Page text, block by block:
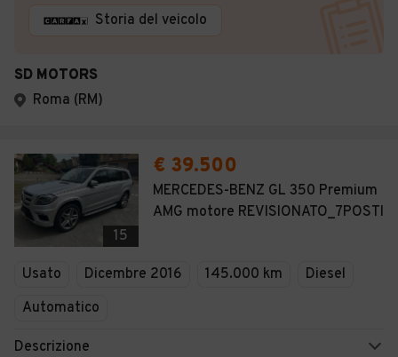
Storia del veicolo
SD MOTORS
Roma (RM)
15
€ 39.500
MERCEDES-BENZ GL 350 Premium
AMG motore REVISIONATO_7POSTI
Usato Dicembre 2016 145.000 km
Diesel
Automatico
Descrizione